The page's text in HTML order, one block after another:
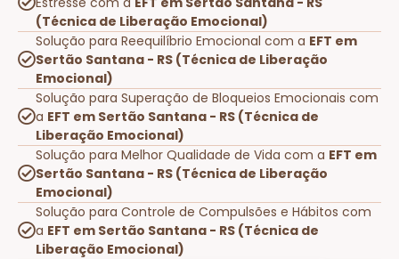
(Técnica de Liberação Emocional)
Solução para Reequilíbrio Emocional com a EFT em
Sertão Santana - RS (Técnica de Liberação
Emocional)
Solução para Superação de Bloqueios Emocionais com
a EFT em Sertão Santana - RS (Técnica de
Liberação Emocional)
Solução para Melhor Qualidade de Vida com a EFT em
Sertão Santana - RS (Técnica de Liberação
Emocional)
Solução para Controle de Compulsões e Hábitos com
a EFT em Sertão Santana - RS (Técnica de
Liberação Emocional)